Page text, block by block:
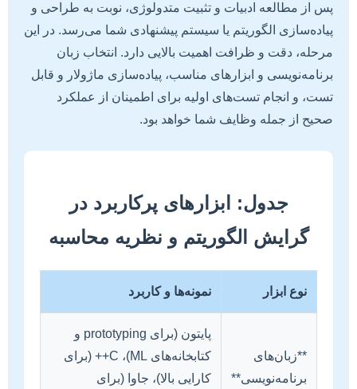
پس از مطالعه ادبیات و تثبیت متدولوژی، نوبت به طراحی و
پیاده‌سازی الگوریتم یا سیستم پیشنهادی شما می‌رسد. در این
مرحله، دقت و ظرافت اهمیت بالایی دارد. انتخاب زبان
برنامه‌نویسی و ابزارهای مناسب، پیاده‌سازی ماژولار و قابل
تست، و انجام تست‌های اولیه برای اطمینان از عملکرد
صحیح از جمله وظایف شما خواهد بود.
جدول: ابزارهای پرکاربرد در
گرایش الگوریتم و نظریه محاسبه
نوع ابزار نمونه‌ها و کاربرد
**زبان‌های
برنامه‌نویسی**
پایتون (برای prototyping و
کتابخانه‌های ML)، C++ (برای
کارایی بالا)، جاوا (برای